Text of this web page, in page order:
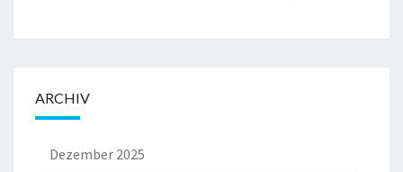
ARCHIV
Dezember 2025